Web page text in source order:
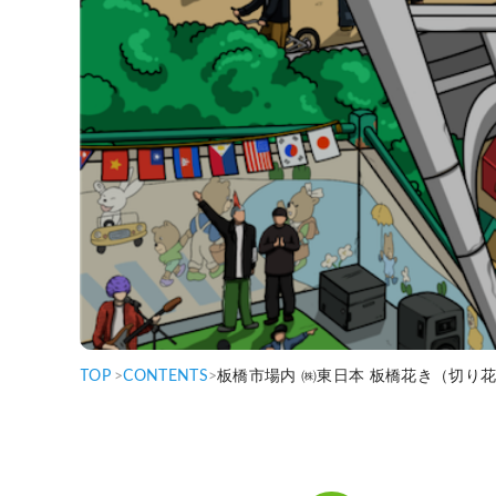
TOP >CONTENTS>板橋市場内 ㈱東日本 板橋花き（切り